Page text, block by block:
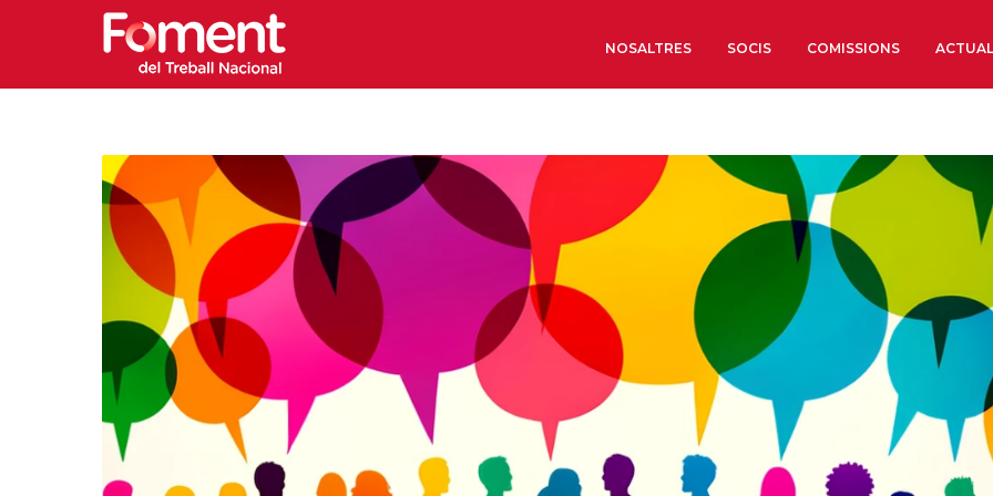
NOSALTRES
Òrgans de Govern
Òrgans Consultius
Estructura Executiva
Institut d’Estudis
Societat Barcelonesa
Econòmics i Socials
Organitzacions
Organitzacions
Coneix més
SOCIS COMISSIONS